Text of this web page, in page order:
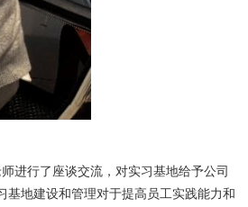
进行了 座谈交流，对实习基地给予公司
基地建设和管理对于提高员工实践能力和